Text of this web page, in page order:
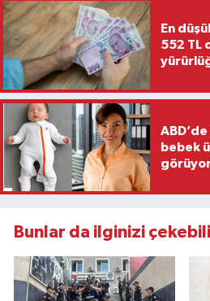
En
552 TL
bebek
Bunlar da ilginizi